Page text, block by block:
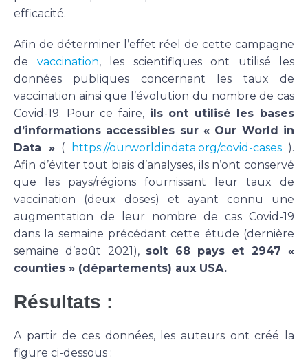
efficacité.
Afin de déterminer l’effet réel de cette campagne
de vaccination, les scientifiques ont utilisé les
données publiques concernant les taux de
vaccination ainsi que l’évolution du nombre de cas
Covid-19. Pour ce faire, ils ont utilisé les bases
d’informations accessibles sur « Our World in
Data »( https://ourworldindata.org/covid-cases).
Afin d’éviter tout biais d’analyses, ils n’ont conservé
que les pays/régions fournissant leur taux de
vaccination (deux doses) et ayant connu une
augmentation de leur nombre de cas Covid-19
dans la semaine précédant cette étude (dernière
semaine d’août 2021), soit 68 pays et 2947 «
counties » (départements) aux USA.
Résultats :
A partir de ces données, les auteurs ont créé la
figure ci-dessous :